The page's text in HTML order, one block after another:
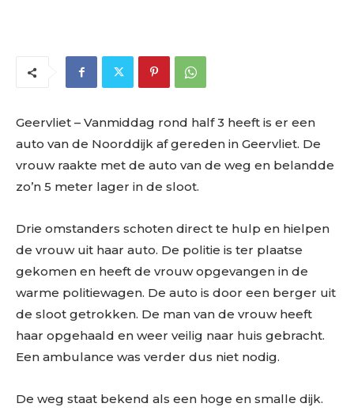
Geervliet – Vanmiddag rond half 3 heeft is er een
auto van de Noorddijk af gereden in Geervliet. De
vrouw raakte met de auto van de weg en belandde
zo’n 5 meter lager in de sloot.
Drie omstanders schoten direct te hulp en hielpen
de vrouw uit haar auto. De politie is ter plaatse
gekomen en heeft de vrouw opgevangen in de
warme politiewagen. De auto is door een berger uit
de sloot getrokken. De man van de vrouw heeft
haar opgehaald en weer veilig naar huis gebracht.
Een ambulance was verder dus niet nodig.
De weg staat bekend als een hoge en smalle dijk.